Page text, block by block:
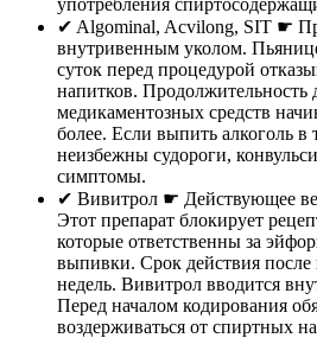
употребления
✔︎ Algominal, Acvilong, SIT ☛
внутривенным уколом.
суток перед процедурой
напитков. Продолжительность
медикаментозных средств
более. Если выпить алкоголь в
неизбежны судороги,
симптомы.
✔︎ Вивитрол ☛ Действующее
Этот препарат блокирует
которые ответственны за
выпивки. Срок действия после
недель. Вивитрол вводится
Перед началом кодирования
воздерживаться от спиртных